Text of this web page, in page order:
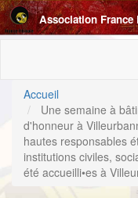
Aller
au
contenu
Association
Accueil
Une semaine à
d'honneur à
hautes responsables
institutions civiles,
été accueilli•es à